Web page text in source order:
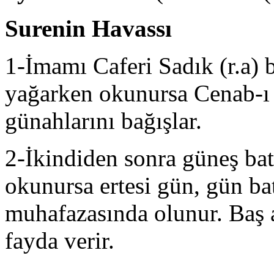
Surenin Havassı
1-İmamı Caferi Sadık
yağarken okunursa
günahlarını bağışlar.
2-İkindiden sonra güneş
okunursa ertesi gün, gün
muhafazasında olunur. Baş
fayda verir.